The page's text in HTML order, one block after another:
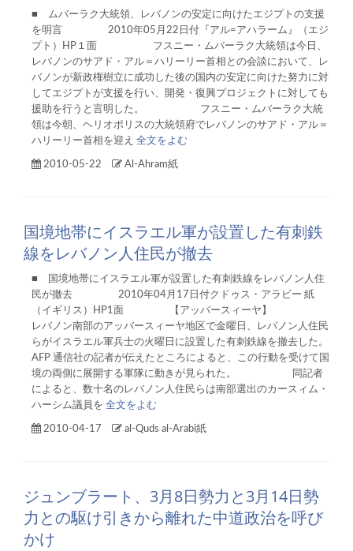
■ ムバーラク大統領、レバノンの安定に向けたエジプトの支援
を明言 2010年05月22日付『アル=アハラーム』（エジ
プト）HP１面 フスニー・ムバーラク大統領は今日、
レバノンのサアド・アル＝ハリーリー首相との会談において、レ
バノンが新政権樹立に成功した後の国内の安定に向けた努力に対
してエジプトが支援を行い、開発・復興プロジェクトに対しても
援助を行うと言明した。 フスニー・ムバーラク大統
領は今朝、ヘリオポリスの大統領府でレバノンのサアド・アル＝
ハリーリー首相を迎え 全文をよむ
2010-05-22 Al-Ahram紙
国境地帯にイスラエル軍が設置した有刺鉄
線をレバノン人住民が撤去
■ 国境地帯にイスラエル軍が設置した有刺鉄線をレバノン人住
民が撤去 2010年04月17日付クドゥス・アラビー 紙
（イギリス）HP1面 【アッバースィーヤ】
レバノン南部のアッバースィーヤ地区で金曜日、レバノン人住民
らがイスラエル軍兵士の火曜日に設置した有刺鉄線を撤去した。
AFP 通信社の記者が伝えたところによると、この行動を受けて国
境の両側に展開する軍隊に動きが見られた。 同記者
によると、数十名のレバノン人住民らは南部選出のカースィム・
ハーシム議員を 全文をよむ
2010-04-17 al-Quds al-Arabi紙
ジュンブラート、3月8日勢力と3月14日勢
力との駆け引きから離れた中道政治を呼び
かけ